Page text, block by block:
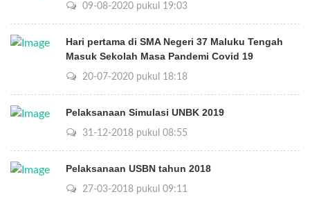
09-08-2020 pukul 19:03
Hari pertama di SMA Negeri 37 Maluku Tengah
Masuk Sekolah Masa Pandemi Covid 19
20-07-2020 pukul 18:18
Pelaksanaan Simulasi UNBK 2019
31-12-2018 pukul 08:55
Pelaksanaan USBN tahun 2018
27-03-2018 pukul 09:11